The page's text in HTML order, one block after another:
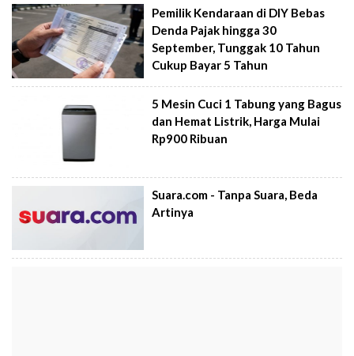
Pemilik Kendaraan di DIY Bebas
Denda Pajak hingga 30
September, Tunggak 10 Tahun
Cukup Bayar 5 Tahun
5 Mesin Cuci 1 Tabung yang Bagus
dan Hemat Listrik, Harga Mulai
Rp900 Ribuan
Suara.com - Tanpa Suara, Beda
Artinya